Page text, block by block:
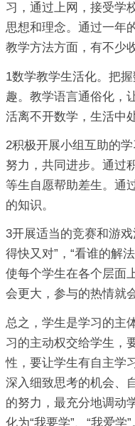
习，通过上网，接受学
思想和理念。通过一年
教学方法方面，有不少
1数学教学生活化。把
趣。教学语言通俗化，
活离不开数学，生活中
2积极开展小组互助的
努力，共同进步。通过
等生自愿帮助差生。通
的知识。
3开展适当的竞赛和游
得快又对”，“看谁的解
使每个学生在各个层面
会更大，参与的热情就
总之，学生是学习的主
习的主动权交给学生，
性，要让学生有自主学
深入细致思考的机会、
的努力，最充分地调动
化为“我要学”、“我爱学”